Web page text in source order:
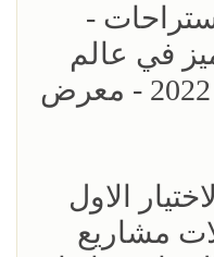
-
في عالم
المظلات والسواتر- 2022 - معرض
الاول
- مظلات مشاريع